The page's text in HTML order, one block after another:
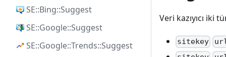
SE::Bing::Suggest
SE::Google::Suggest
SE::Google::Trends::Suggest
Veri kazıyıcı iki
sitekey